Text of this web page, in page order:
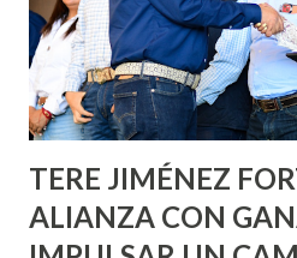
llevará este programa a Villas
Asunción, Avenida Alameda y
los edificios FOVISSSTE Ojo de
Norias de Paso Hondo y en los
TERE JIMÉNEZ
ALIANZA CON